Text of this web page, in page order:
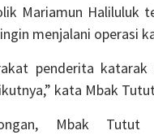
Mariamun Haliluluk
menjalani operasi
penderita
kata Mbak
Mbak Tutut